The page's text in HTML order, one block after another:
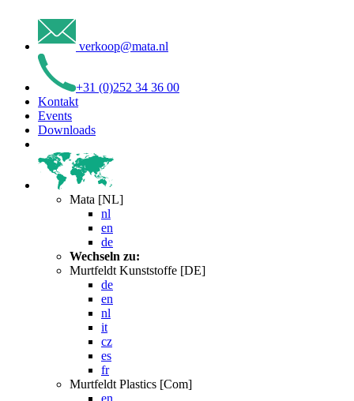
verkoop@mata.nl
+31 (0)252 34 36 00
Kontakt
Events
Downloads
Mata [NL]
nl
en
de
Wechseln zu:
Murtfeldt Kunststoffe [DE]
de
en
nl
it
cz
es
fr
Murtfeldt Plastics [Com]
en